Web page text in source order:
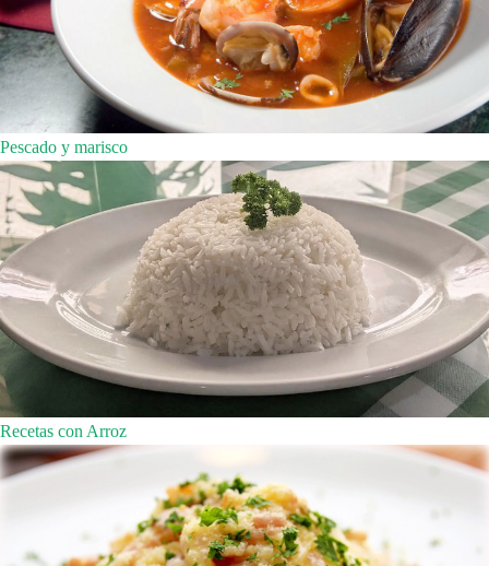
Pescado y marisco
Recetas con Arroz